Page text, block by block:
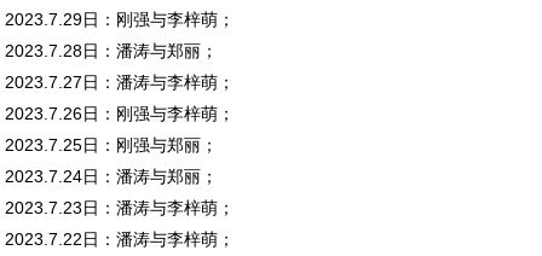
2023.7.29日：刚强与李梓萌；
2023.7.28日：潘涛与郑丽；
2023.7.27日：潘涛与李梓萌；
2023.7.26日：刚强与李梓萌；
2023.7.25日：刚强与郑丽；
2023.7.24日：潘涛与郑丽；
2023.7.23日：潘涛与李梓萌；
2023.7.22日：潘涛与李梓萌；